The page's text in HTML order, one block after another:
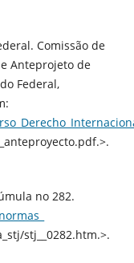
Comissão de
Anteprojeto de
Federal,
no 282.
stj__0282.htm.>.